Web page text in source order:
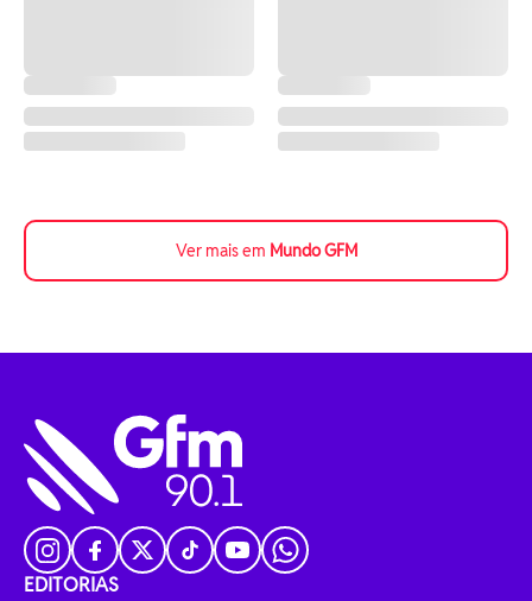
Ver mais em Mundo GFM
EDITORIAS